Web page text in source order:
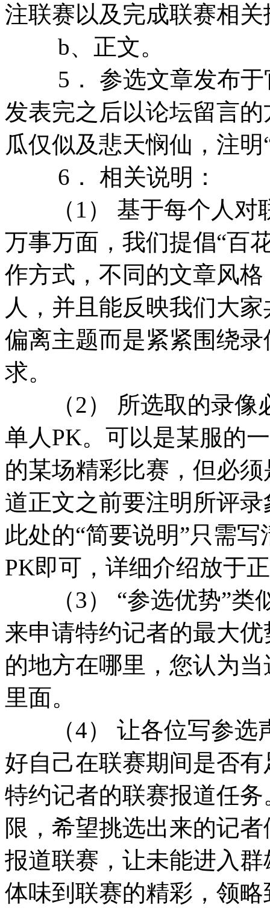
注联赛以及完成联赛相关
b、正文。
5． 参选文章发布于
发表完之后以论坛留言
瓜仅似及悲天悯仙 ， 注明
6． 相关说明：
（1） 基于每个人对
万事万面，我们提倡“百
作方式，不同的文章风
人，并且能反映我们大
偏离主题而是紧紧围绕
求。
（2） 所选取的录像
单人PK。可以是某服的
的某场精彩比赛，但必
道正文之前要注明所评
此处的“简要说明”只需
PK即可，详细介绍放于
（3） “参选优势”类
来申请特约记者的最大
的地方在哪里，您认为
里面。
（4） 让各位写参选
好自己在联赛期间是否
特约记者的联赛报道任
限，希望挑选出来的记
报道联赛，让未能进入
体味到联赛的精彩，领